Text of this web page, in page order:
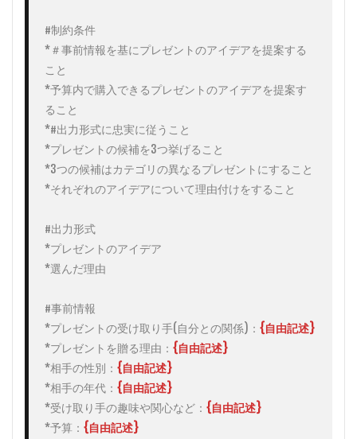
上司
への
誕生
日プ
レゼ
ント
まと
め
#制約条件
*＃事前情報を基にプレゼントのアイデアを提案する
こと
*予算内で購入できるプレゼントのアイデアを提案す
ること
*#出力形式に忠実に従うこと
*プレゼントの候補を3つ挙げること
*3つの候補はカテゴリの異なるプレゼントにすること
*それぞれのアイデアについて理由付けをすること
#出力形式
*プレゼントのアイデア
*選んだ理由
#事前情報
*プレゼントの受け取り手(自分との関係)： {自由記述}
*プレゼントを贈る理由： {自由記述}
*相手の性別： {自由記述}
*相手の年代： {自由記述}
*受け取り手の趣味や関心など： {自由記述}
*予算： {自由記述}